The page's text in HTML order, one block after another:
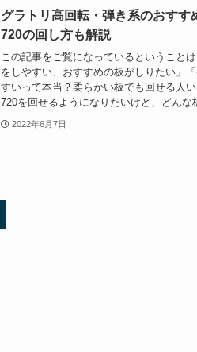
グラトリ高回転・弾き系のおすす
720の回し方も解説
この記事をご覧になっているということ
をしやすい、おすすめの板がしりたい」
すいって本当？柔らかい板でも回せる人
720を回せるようになりたいけど、どんな
2022年6月7日